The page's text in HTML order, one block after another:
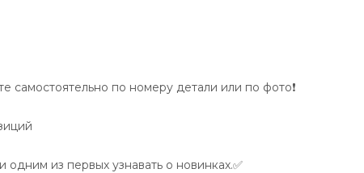
по номеру детали или по фото❗️
из первых узнавать о новинках.✅